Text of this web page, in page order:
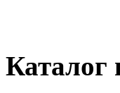
Каталог